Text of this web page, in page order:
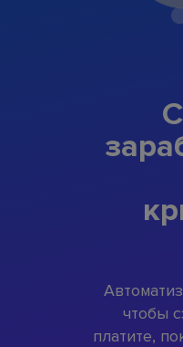
чтобы
платите,